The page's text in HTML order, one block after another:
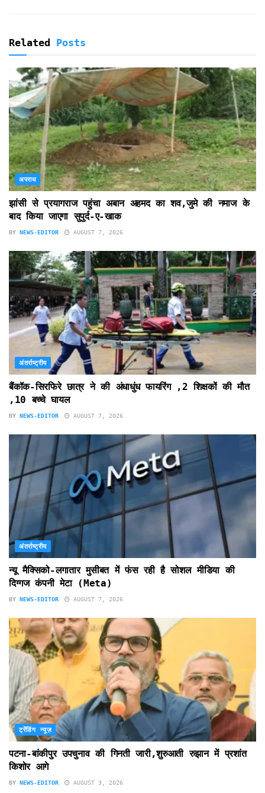
Related Posts
अपराध
झांसी से प्रयागराज पहुंचा अबान अहमद का शव,जुमे की नमाज के
बाद किया जाएगा सुपुर्द-ए-खाक
BY NEWS-EDITOR AUGUST 7, 2026
अंतर्राष्ट्रीय
बैंकॉक-सिरफिरे छात्र ने की अंधाधुंध फायरिंग ,2 शिक्षकों की मौत
,10 बच्चे घायल
BY NEWS-EDITOR AUGUST 7, 2026
अंतर्राष्ट्रीय
न्यू मैक्सिको-लगातार मुसीबत में फंस रही है सोशल मीडिया की
दिग्गज कंपनी मेटा (Meta)
BY NEWS-EDITOR AUGUST 7, 2026
ट्रेंडिंग न्यूज़
पटना-बांकीपुर उपचुनाव की गिनती जारी,शुरुआती रुझान में प्रशांत
किशोर आगे
BY NEWS-EDITOR AUGUST 3, 2026